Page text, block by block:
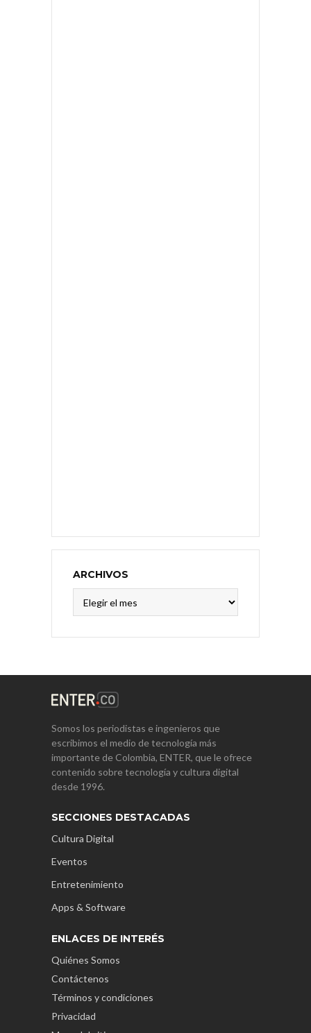
ARCHIVOS
Somos los periodistas e ingenieros que
escribimos el medio de tecnología más
importante de Colombia, ENTER, que le ofrece
contenido sobre tecnología y cultura digital
desde 1996.
SECCIONES DESTACADAS
Cultura Digital
Eventos
Entretenimiento
Apps & Software
ENLACES DE INTERÉS
Quiénes Somos
Contáctenos
Términos y condiciones
Privacidad